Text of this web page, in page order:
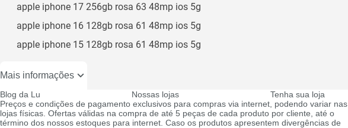
apple iphone 17 256gb rosa 63 48mp ios 5g
apple iphone 16 128gb rosa 61 48mp ios 5g
apple iphone 15 128gb rosa 61 48mp ios 5g
Mais informações
Blog da Lu Nossas lojas Tenha sua loja
Preços e condições de pagamento exclusivos para compras via internet, podendo variar nas
lojas físicas. Ofertas válidas na compra de até 5 peças de cada produto por cliente, até o
término dos nossos estoques para internet. Caso os produtos apresentem divergências de